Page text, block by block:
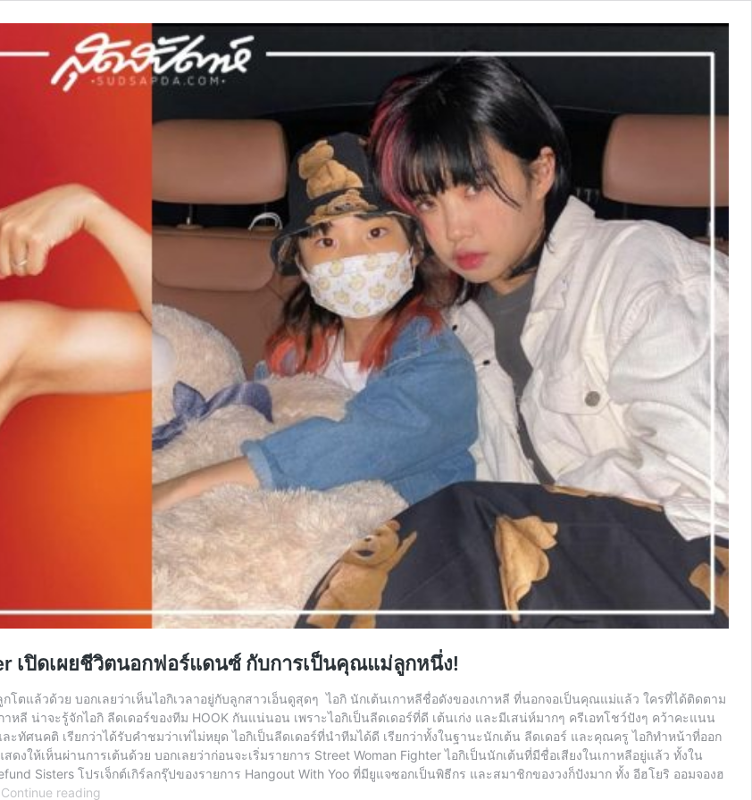
เปิดเผยชีวิตนอกฟอร์แดนซ์ กับการเป็นคุณแม่ลูกหนึ่ง!
โตแล้วด้วย บอกเลยว่าเห็นไอกิเวลาอยู่กับลูกสาวเอ็นดูสุดๆ ไอกิ นักเต้นเกาหลีชื่อดังของเกาหลี ที่นอกจอเป็นคุณแม่แล้ว ใครที่ได้ติดตาม
ลี น่าจะรู้จักไอกิ ลีดเดอร์ของทีม HOOK กันแน่นอน เพราะไอกิเป็นลีดเดอร์ที่ดี เต้นเก่ง และมีเสน่ห์มากๆ ครีเอทโชว์ปังๆ คว้าคะแนน
ทัศนคติ เรียกว่าได้รับคำชมว่าเท่ไม่หยุด ไอกิเป็นลีดเดอร์ที่นำทีมได้ดี เรียกว่าทั้งในฐานะนักเต้น ลีดเดอร์ และคุณครู ไอกิทำหน้าที่ออก
ให้เห็นผ่านการเต้นด้วย บอกเลยว่าก่อนจะเริ่มรายการ Street Woman Fighter ไอกิเป็นนักเต้นที่มีชื่อเสียงในเกาหลีอยู่แล้ว ทั้งใน
Sisters โปรเจ็กต์เกิร์ลกรุ๊ปของรายการ Hangout With Yoo ที่มียูแจซอกเป็นพิธีกร และสมาชิกของวงก็ปังมาก ทั้ง อีฮโยริ ออมจองฮ
Continue reading